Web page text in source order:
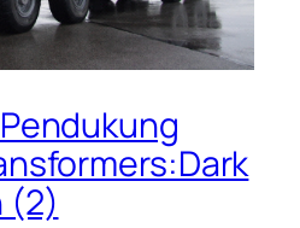
(2)